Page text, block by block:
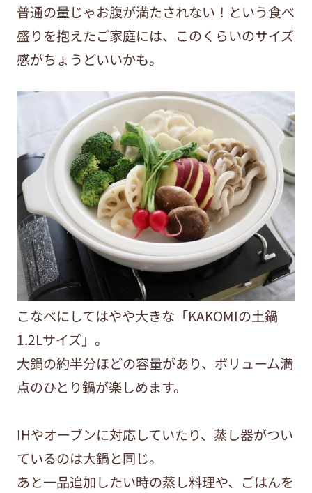
普通の量じゃお腹が満たされない！という食べ
盛りを抱えたご家庭には、このくらいのサイズ
感がちょうどいいかも。
こなべにしてはやや大きな「KAKOMIの土鍋
1.2Lサイズ」。
大鍋の約半分ほどの容量があり、ボリューム満
点のひとり鍋が楽しめます。
IHやオーブンに対応していたり、蒸し器がつい
ているのは大鍋と同じ。
あと一品追加したい時の蒸し料理や、ごはんを